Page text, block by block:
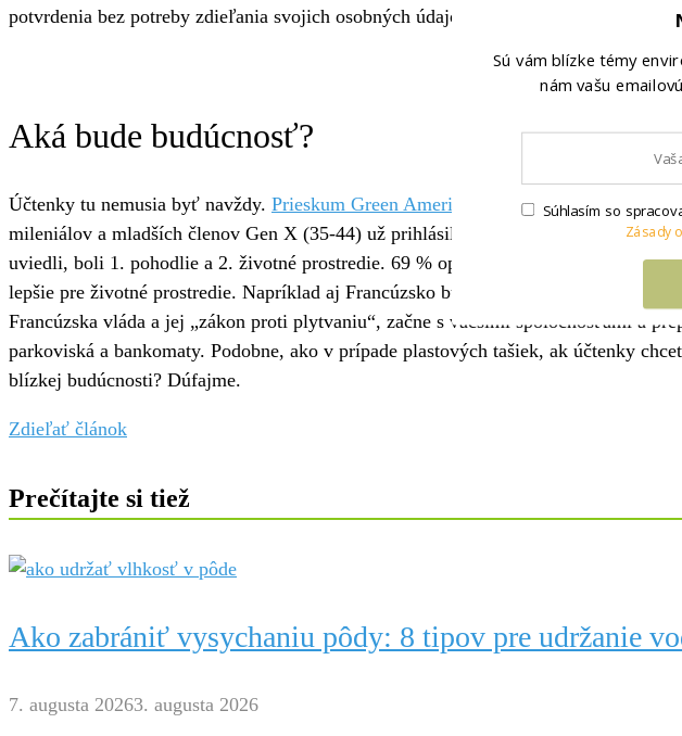
potvrdenia bez potreby zdieľania svojich osobných údajov. Koniec koncov aj
Aká bude budúcnosť?
Účtenky tu nemusia byť navždy. Prieskum Green America
zistil, že 9 z 10
mileniálov a mladších členov Gen X (35-44) už prihlásilo k odberu digitálnych
uviedli, boli 1. pohodlie a 2. životné prostredie. 69 % opýtaných uviedlo, že
lepšie pre životné prostredie. Napríklad aj Francúzsko bude presadzovať
Francúzska vláda a jej „zákon proti plytvaniu“, začne s väčšími spoločnosťami a
parkoviská a bankomaty. Podobne, ako v prípade plastových tašiek, ak účtenky
blízkej budúcnosti? Dúfajme.
Zdieľať článok
Prečítajte si tiež
Ako zabrániť vysychaniu pôdy: 8 tipov pre udržanie
7. augusta 20263. augusta 2026
Sú vám blízke témy
nám vašu
Súhlasím so
Zásady